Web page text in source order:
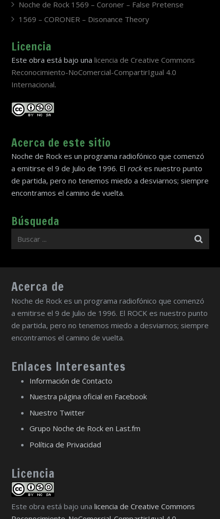
Noche de Rock 1569 – Coroner – False Pretense
1569 – CORONER – Disonance Theory
Licencia
Este obra está bajo una licencia de Creative Commons
Reconocimiento-NoComercial-CompartirIgual 4.0
Internacional.
Acerca de este sitio
Noche de Rock es un programa radiofónico que comenzó
a emitirse el 9 de Julio de 1996. El rockes nuestro punto
de partida, pero no tenemos miedo a desviarnos; siempre
encontramos el camino de vuelta.
Búsqueda
Acerca de
Noche de Rock es un programa radiofónico que comenzó
a emitirse el 9 de Julio de 1996. El ROCK es nuestro punto
de partida, pero no tenemos miedo a desviarnos; siempre
encontramos el camino de vuelta.
Enlaces Interesantes
Información de Contacto
Nuestra página oficial en Facebook
Nuestro Twitter
Grupo Noche de Rock en Last.fm
Política de Privacidad
Licencia
Este obra está bajo una licencia de Creative Commons